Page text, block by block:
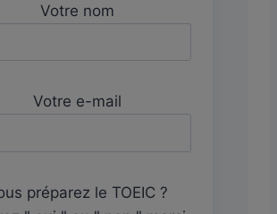
Votre nom
Votre e-mail
préparez le TOEIC ?